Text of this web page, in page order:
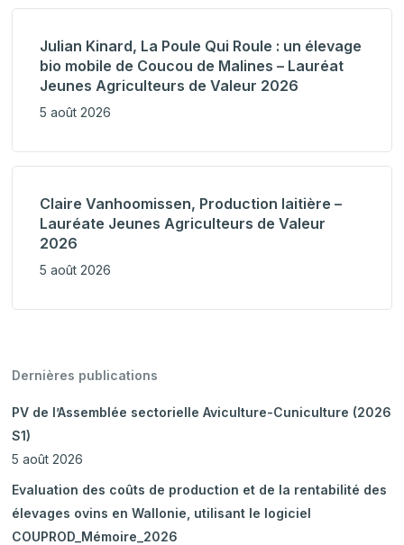
Julian Kinard, La Poule Qui Roule : un élevage
bio mobile de Coucou de Malines – Lauréat
Jeunes Agriculteurs de Valeur 2026
5 août 2026
Claire Vanhoomissen, Production laitière –
Lauréate Jeunes Agriculteurs de Valeur
2026
5 août 2026
Dernières publications
PV de l’Assemblée sectorielle Aviculture-Cuniculture (2026
S1)
5 août 2026
Evaluation des coûts de production et de la rentabilité des
élevages ovins en Wallonie, utilisant le logiciel
COUPROD_Mémoire_2026